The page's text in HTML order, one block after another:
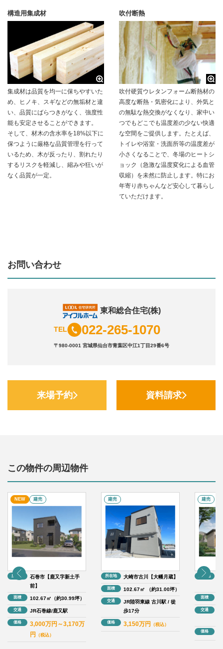
構造用集成材
集成材は品質を均一に保ちやすいた
め、ヒノキ、スギなどの無垢材と違
い、品質にばらつきがなく、強度性
能も安定させることができます。
そして、材木の含水率を18%以下に
保つように厳格な品質管理を行って
いるため、木が反ったり、割れたり
するリスクを軽減し、縮みや狂いが
なく品質が一定。
吹付断熱
吹付硬質ウレタンフォーム断熱材の
高度な断熱・気密化により、外気と
の無駄な熱交換がなくなり、家中い
つでもどこでも温度差の少ない快適
な空間をご提供します。たとえば、
トイレや浴室・洗面所等の温度差が
小さくなることで、冬場のヒートシ
ョック（急激な温度変化による血管
収縮）を未然に防止します。特にお
年寄り赤ちゃんなど安心して暮らし
ていただけます。
お問い合わせ
東和総合住宅(株)
TEL 022-265-1070
〒980-0001 宮城県仙台市青葉区中江1丁目29番6号
来場予約 資料請求
この物件の周辺物件
NEW 建売
所在地
石巻市【鹿又字新土手
前】
面積 102.67㎡（約30.99坪）
交通 JR石巻線/鹿又駅
価格
3,000万円～3,170万
円
（税込）
建売
所在地 大崎市古川【大幡月蔵】
面積 102.67㎡ （約31.00坪）
交通
JR陸羽東線 古川駅 / 徒
歩17分
価格 3,150万円 （税込）
建売
所在地
面積
交通
価格